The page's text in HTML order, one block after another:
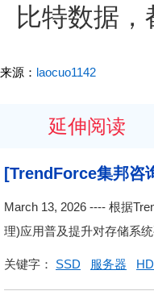
比特数据
来源： laocuo1142
延伸阅读
[TrendForce集邦咨
增超50%
March 13, 2026 ---- 根据
理)应用普及提升对存储系
关键字： SSD 服务器